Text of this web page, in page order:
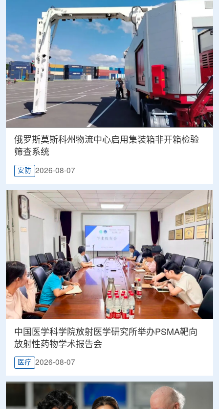
俄罗斯莫斯科州物流中心启用集装箱非开箱检验
筛查系统
安防 2026-08-07
中国医学科学院放射医学研究所举办PSMA靶向
放射性药物学术报告会
医疗 2026-08-07